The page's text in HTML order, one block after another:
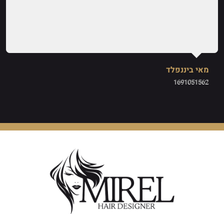
מאי ביננפלד
1691051562